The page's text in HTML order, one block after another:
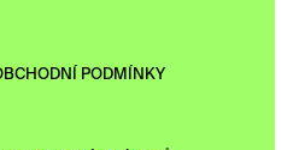
PODMÍNKY